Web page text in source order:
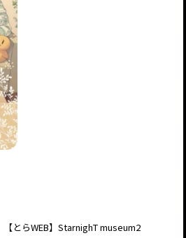
とらWEB】StarnighT museum2